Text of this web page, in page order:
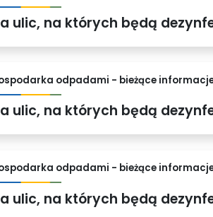
odpadami - bieżące
odpadami - bieżące